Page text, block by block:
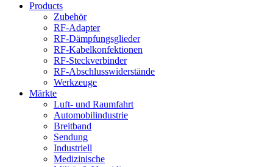
Products
Zubehör
RF-Adapter
RF-Dämpfungsglieder
RF-Kabelkonfektionen
RF-Steckverbinder
RF-Abschlusswiderstände
Werkzeuge
Märkte
Luft- und Raumfahrt
Automobilindustrie
Breitband
Sendung
Industriell
Medizinische